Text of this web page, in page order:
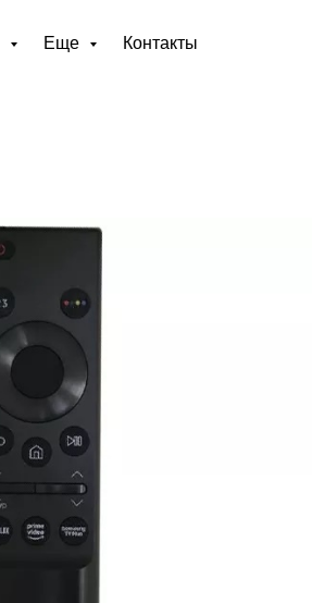
Еще Контакты